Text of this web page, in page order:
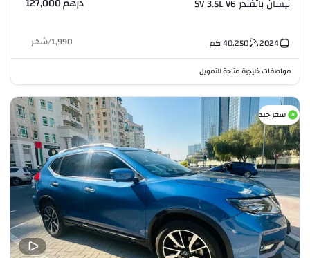
نيسان باثفندر SV 3.5L V6 درهم 127,000
2024
40,250كم 1,990
/شهر
مواصفات خليجية•متاحة للتمويل
سعر جيد